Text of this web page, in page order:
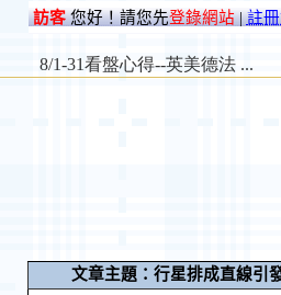
訪客您好！請您先登錄網站|註
文章主題：行星排成直線引